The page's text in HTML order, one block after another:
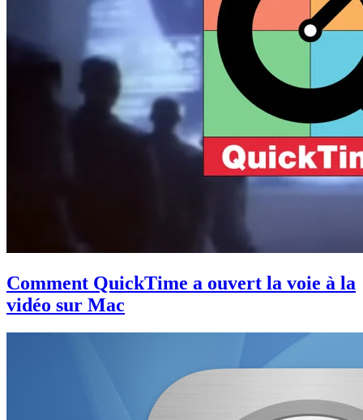
Comment QuickTime a ouvert la voie à la
vidéo sur Mac